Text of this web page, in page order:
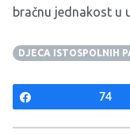
bračnu jednakost u
DJECA ISTOSPOLNIH
74